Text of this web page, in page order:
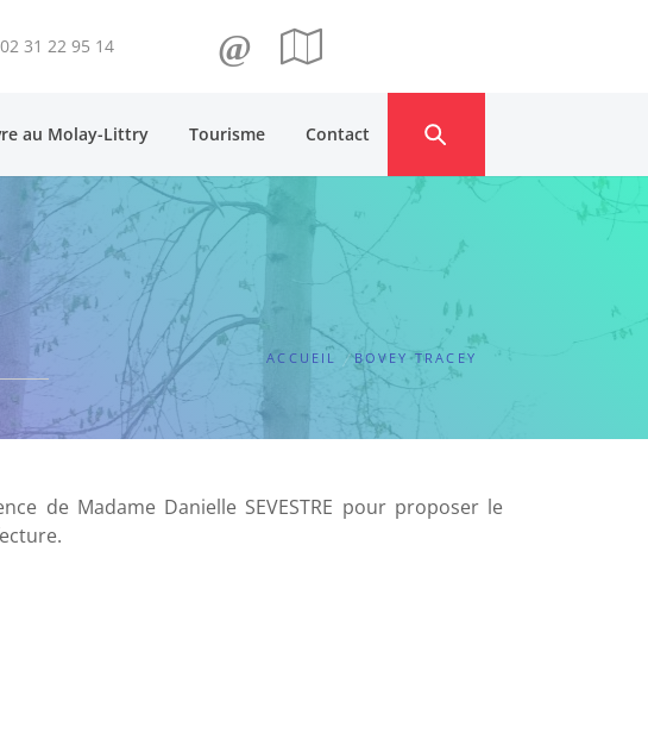
02 31 22 95 14 @
au Molay-Littry Tourisme Contact
ACCUEIL BOVEY TRACEY
de Madame Danielle SEVESTRE pour proposer le